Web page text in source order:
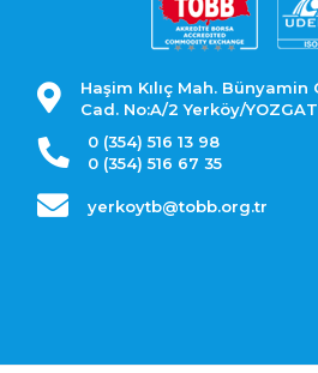
Haşim Kılıç Mah. Bünyamin
Cad. No:A/2 Yerköy/YOZGAT
0 (354) 516 13 98
0 (354) 516 67 35
yerkoytb@tobb.org.tr